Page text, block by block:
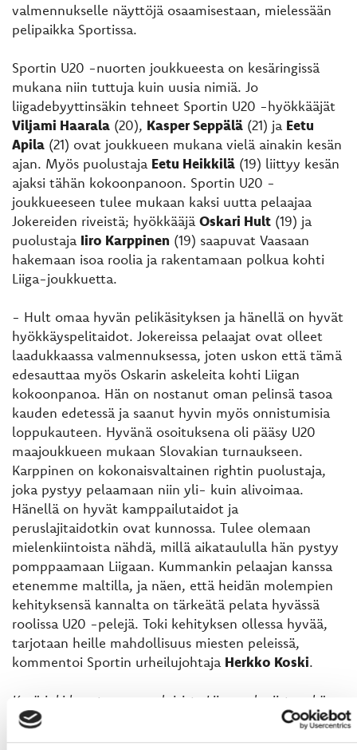
valmennukselle näyttöjä osaamisestaan, mielessään
pelipaikka Sportissa.
Sportin U20 -nuorten joukkueesta on kesäringissä
mukana niin tuttuja kuin uusia nimiä. Jo
liigadebyyttinsäkin tehneet Sportin U20 -hyökkääjät
Viljami Haarala (20), Kasper Seppälä (21) ja Eetu
Apila (21) ovat joukkueen mukana vielä ainakin kesän
ajan. Myös puolustaja Eetu Heikkilä (19) liittyy kesän
ajaksi tähän kokoonpanoon. Sportin U20 -
joukkueeseen tulee mukaan kaksi uutta pelaajaa
Jokereiden riveistä; hyökkääjä Oskari Hult (19) ja
puolustaja Iiro Karppinen (19) saapuvat Vaasaan
hakemaan isoa roolia ja rakentamaan polkua kohti
Liiga-joukkuetta.
- Hult omaa hyvän pelikäsityksen ja hänellä on hyvät
hyökkäyspelitaidot. Jokereissa pelaajat ovat olleet
laadukkaassa valmennuksessa, joten uskon että tämä
edesauttaa myös Oskarin askeleita kohti Liigan
kokoonpanoa. Hän on nostanut oman pelinsä tasoa
kauden edetessä ja saanut hyvin myös onnistumisia
loppukauteen. Hyvänä osoituksena oli pääsy U20
maajoukkueen mukaan Slovakian turnaukseen.
Karppinen on kokonaisvaltainen rightin puolustaja,
joka pystyy pelaamaan niin yli- kuin alivoimaa.
Hänellä on hyvät kamppailutaidot ja
peruslajitaidotkin ovat kunnossa. Tulee olemaan
mielenkiintoista nähdä, millä aikataululla hän pystyy
pomppaamaan Liigaan. Kummankin pelaajan kanssa
etenemme maltilla, ja näen, että heidän molempien
kehityksensä kannalta on tärkeätä pelata hyvässä
roolissa U20 -pelejä. Toki kehityksen ollessa hyvää,
tarjotaan heille mahdollisuus miesten peleissä,
kommentoi Sportin urheilujohtaja Herkko Koski.
Kesärinki koostuu suomalaisista Liiga-pelaajista sekä
tässä artikkelissa mainituista pelaajista.
Huomioittakoon kuitenkin, että kesäringin kokoonpano